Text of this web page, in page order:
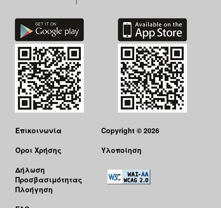
Επικοινωνία
Όροι Χρήσης
Δήλωση
Προσβασιμότητας
Πλοήγηση
Copyright © 2026
Υλοποίηση